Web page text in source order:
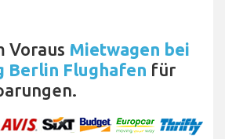
Voraus Mietwagen bei
Berlin Flughafen für